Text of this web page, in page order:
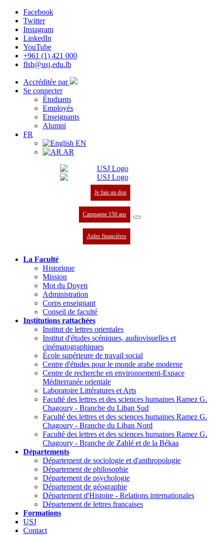
Facebook
Twitter
Instagram
LinkedIn
YouTube
+961 (1) 421 000
flsh@usj.edu.lb
Accréditée par
Se connecter
Étudiants
Employés
Enseignants
Alumni
FR
EN
AR
Je fais un don
Campagne 150 ans
Aides financières
La Faculté
Historique
Mission
Mot du Doyen
Administration
Corps enseignant
Conseil de faculté
Institutions rattachées
Institut de lettres orientales
Institut d'études scéniques, audiovisuelles et
cinématographiques
École supérieure de travail social
Centre d'études pour le monde arabe moderne
Centre de recherche en environnement-Espace
Méditerranée orientale
Laboratoire Littératures et Arts
Faculté des lettres et des sciences humaines Ramez G.
Chagoury - Branche du Liban Sud
Faculté des lettres et des sciences humaines Ramez G.
Chagoury - Branche du Liban Nord
Faculté des lettres et des sciences humaines Ramez G.
Chagoury - Branche de Zahlé et de la Békaa
Départements
Département de sociologie et d'anthropologie
Département de philosophie
Département de psychologie
Département de géographie
Département d'Histoire - Relations internationales
Département de lettres françaises
Formations
USJ
Contact